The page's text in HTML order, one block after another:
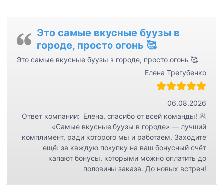
и
Это самые вкусные буузы в
городе, просто огонь 🥰
Это самые вкусные буузы в городе, просто огонь 🥰
Елена Трегубенко
06.08.2026
Ответ компании: Елена, спасибо от всей команды! 🥟
«Самые вкусные буузы в городе» — лучший
комплимент, ради которого мы и работаем. Заходите
ещё: за каждую покупку на ваш бонусный счёт
капают бонусы, которыми можно оплатить до
половины заказа. До новых встреч!